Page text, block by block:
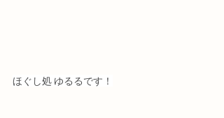
ほぐし処 ゆるるです！